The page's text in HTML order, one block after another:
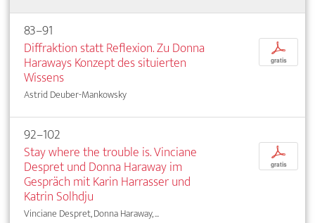
83–91
Diffraktion statt Reflexion. Zu Donna
Haraways Konzept des situierten
Wissens
Astrid Deuber-Mankowsky
p
gratis
92–102
Stay where the trouble is. Vinciane
Despret und Donna Haraway im
Gespräch mit Karin Harrasser und
Katrin Solhdju
Vinciane Despret, Donna Haraway, ...
p
gratis